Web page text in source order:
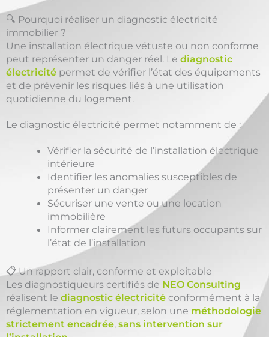
🔍 Pourquoi réaliser un diagnostic électricité
immobilier ?
Une installation électrique vétuste ou non conforme
peut représenter un danger réel. Le diagnostic
électricité permet de vérifier l’état des équipements
et de prévenir les risques liés à une utilisation
quotidienne du logement.
Le diagnostic électricité permet notamment de :
Vérifier la sécurité de l’installation électrique
intérieure
Identifier les anomalies susceptibles de
présenter un danger
Sécuriser une vente ou une location
immobilière
Informer clairement les futurs occupants sur
l’état de l’installation
📋 Un rapport clair, conforme et exploitable
Les diagnostiqueurs certifiés de NEO Consulting
réalisent le diagnostic électricité conformément à la
réglementation en vigueur, selon une méthodologie
strictement encadrée, sans intervention sur